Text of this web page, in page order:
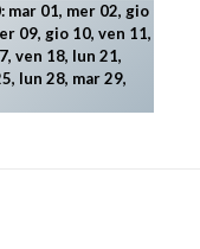
mar 01, mer 02, gio
09, gio 10, ven 11,
ven 18, lun 21,
lun 28, mar 29,